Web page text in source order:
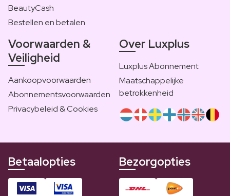
BeautyCash
Bestellen en betalen
Voorwaarden &
Veiligheid
Aankoopvoorwaarden
Abonnementsvoorwaarden
Privacybeleid & Cookies
Over Luxplus
Luxplus Abonnement
Maatschappelijke
betrokkenheid
Betaalopties Bezorgopties